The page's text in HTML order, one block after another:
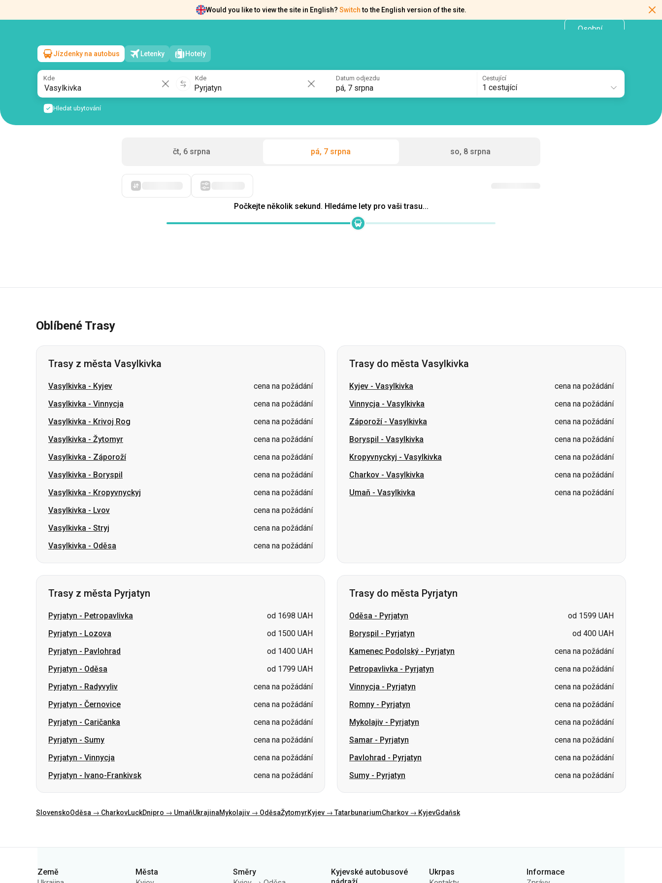
Would you like to view the site in English? Switch to the English version of the site.
Osobní
Vasylkivka→Pyrjatyn
pá, 7 srpna/1 cestující
Jízdenky na autobus Letenky Hotely
Kde Kde Datum odjezdu
pá, 7 srpna
Cestující
1 cestující
Hledat ubytování
čt, 6 srpna pá, 7 srpna so, 8 srpna
Počkejte několik sekund. Hledáme lety pro vaši trasu...
Oblíbené Trasy
Trasy z města Vasylkivka
Vasylkivka - Kyjev
cena na požádání
Vasylkivka - Vinnycja
cena na požádání
Vasylkivka - Krivoj Rog
cena na požádání
Vasylkivka - Žytomyr
cena na požádání
Vasylkivka - Záporoží
cena na požádání
Vasylkivka - Boryspil
cena na požádání
Vasylkivka - Kropyvnyckyj
cena na požádání
Vasylkivka - Lvov
cena na požádání
Vasylkivka - Stryj
cena na požádání
Vasylkivka - Oděsa cena na požádání
Trasy do města Vasylkivka
Kyjev - Vasylkivka
cena na požádání
Vinnycja - Vasylkivka
cena na požádání
Záporoží- Vasylkivka
cena na požádání
Boryspil - Vasylkivka
cena na požádání
Kropyvnyckyj - Vasylkivka
cena na požádání
Charkov - Vasylkivka
cena na požádání
Umaň - Vasylkivka cena na požádání
Trasy z města Pyrjatyn
Pyrjatyn - Petropavlivka
od 1698 UAH
Pyrjatyn - Lozova
od 1500 UAH
Pyrjatyn - Pavlohrad
od 1400 UAH
Pyrjatyn - Oděsa
od 1799 UAH
Pyrjatyn - Radyvyliv
cena na požádání
Pyrjatyn - Černovice
cena na požádání
Pyrjatyn - Caričanka
cena na požádání
Pyrjatyn - Sumy
cena na požádání
Pyrjatyn - Vinnycja
cena na požádání
Pyrjatyn - Ivano-Frankivsk cena na požádání
Trasy do města Pyrjatyn
Oděsa - Pyrjatyn
od 1599 UAH
Boryspil - Pyrjatyn
od 400 UAH
Kamenec Podolský - Pyrjatyn
cena na požádání
Petropavlivka - Pyrjatyn
cena na požádání
Vinnycja - Pyrjatyn
cena na požádání
Romny - Pyrjatyn
cena na požádání
Mykolajiv - Pyrjatyn
cena na požádání
Samar - Pyrjatyn
cena na požádání
Pavlohrad - Pyrjatyn
cena na požádání
Sumy - Pyrjatyn cena na požádání
SlovenskoOděsa → CharkovLuckDnipro → UmaňUkrajinaMykolajiv → OděsaŽytomyrKyjev → TatarbunariumCharkov → KyjevGdaňsk
Kategorie
Země
Města
Směry
Kyjevské autobusové
Ukrpas
Informace